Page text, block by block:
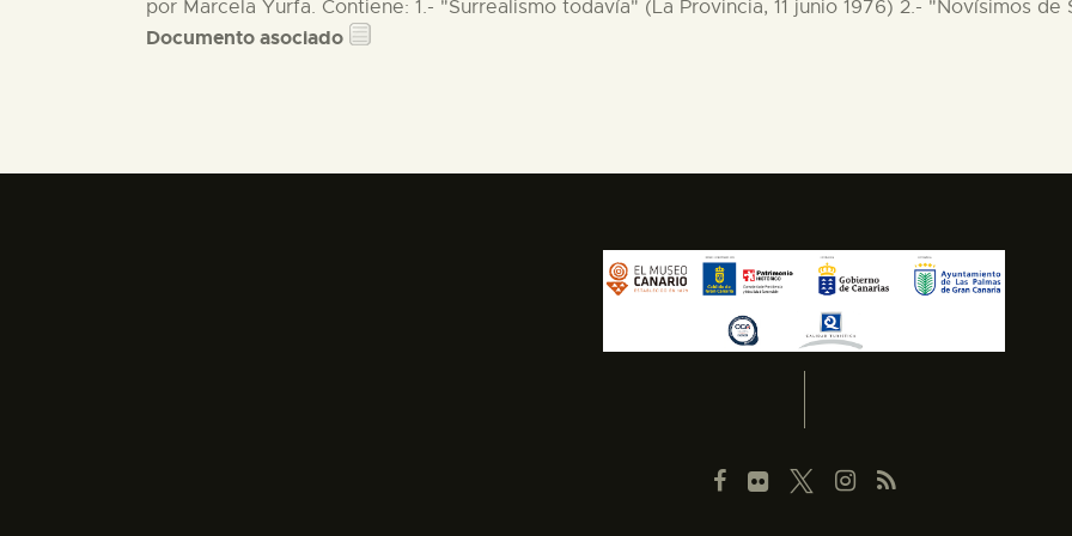
por Marcela Yurfa. Contiene: 1.- "Surrealismo todavía" (La Provincia, 11 junio 1976) 2.- "Novísimos de
Documento asociado